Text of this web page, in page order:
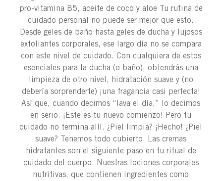
pro-vitamina B5, aceite de coco y aloe Tu rutina de
cuidado personal no puede ser mejor que esto.
Desde geles de baño hasta geles de ducha y lujosos
exfoliantes corporales, ese largo día no se compara
con este nivel de cuidado. Con cualquiera de estos
esenciales para la ducha (o baño), obtendrás una
limpieza de otro nivel, hidratación suave y (no
debería sorprenderte) ¡una fragancia casi perfecta!
Así que, cuando decimos “lava el día,” lo decimos
en serio. ¡Este es tu nuevo comienzo! Pero tu
cuidado no termina allí. ¿Piel limpia? ¡Hecho! ¿Piel
suave? Tenemos todo cubierto. Las cremas
hidratantes son el siguiente paso en tu ritual de
cuidado del cuerpo. Nuestras lociones corporales
nutritivas, que contienen ingredientes como